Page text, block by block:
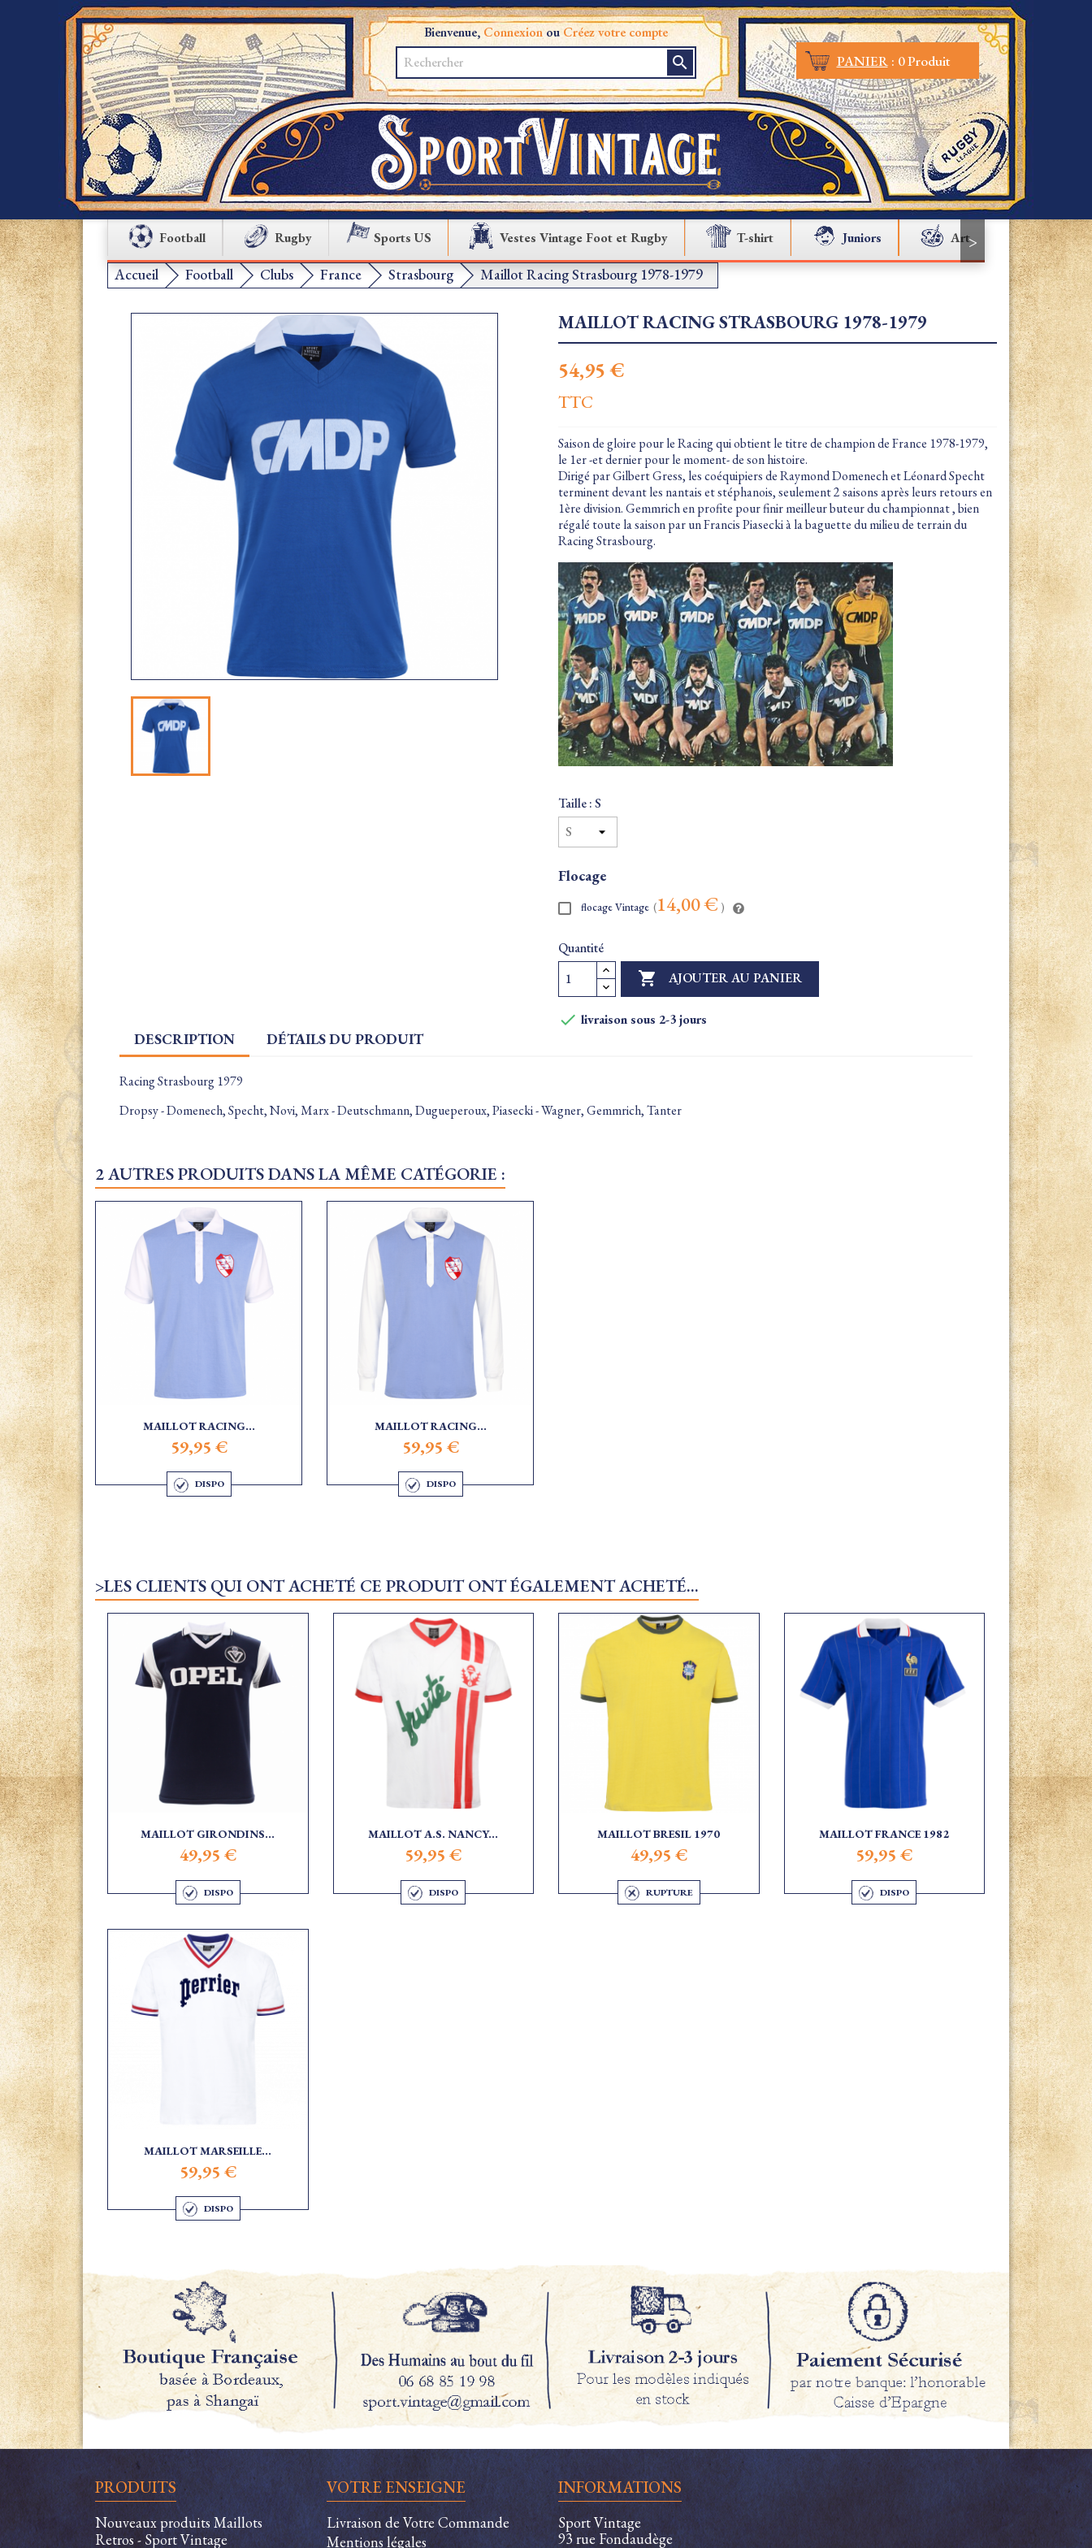
Bienvenue, ConnexionouCréez votre compte
search PANIER: 0 Produit
Football Rugby Sports US Vestes Vintage Foot et Rugby T-shirt Juniors Art Cyclisme
>
Accueil Football Clubs France Strasbourg Maillot Racing Strasbourg 1978-1979
MAILLOT RACING STRASBOURG 1978-1979
54,95 €
TTC
Saison de gloire pour le Racing qui obtient le titre de champion de France 1978-1979,
le 1er -et dernier pour le moment- de son histoire.
Dirigé par Gilbert Gress, les coéquipiers de Raymond Domenech et Léonard Specht
terminent devant les nantais et stéphanois, seulement 2 saisons après leurs retours en
1ère division. Gemmrich en profite pour finir meilleur buteur du championnat , bien
régalé toute la saison par un Francis Piasecki à la baguette du milieu de terrain du
Racing Strasbourg.
Taille : S
Flocage
flocage Vintage (14,00 € )
Quantité
 AJOUTER AU PANIER
 livraison sous 2-3 jours
DESCRIPTION DÉTAILS DU PRODUIT
Racing Strasbourg 1979
Dropsy - Domenech, Specht, Novi, Marx - Deutschmann, Dugueperoux, Piasecki - Wagner, Gemmrich, Tanter
2 AUTRES PRODUITS DANS LA MÊME CATÉGORIE :
MAILLOT RACING...
59,95 €
DISPO
MAILLOT RACING...
59,95 €
DISPO
>LES CLIENTS QUI ONT ACHETÉ CE PRODUIT ONT ÉGALEMENT ACHETÉ...
MAILLOT GIRONDINS...
49,95 €
DISPO
MAILLOT A.S. NANCY...
59,95 €
DISPO
MAILLOT BRESIL 1970
49,95 €
RUPTURE
MAILLOT FRANCE 1982
59,95 €
DISPO
MAILLOT MARSEILLE...
59,95 €
DISPO
PRODUITS
Nouveaux produits Maillots
Retros - Sport Vintage
VOTRE ENSEIGNE
Livraison de Votre Commande
Mentions légales
INFORMATIONS
Sport Vintage
93 rue Fondaudège